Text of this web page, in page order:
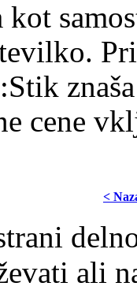
cene
<
ali